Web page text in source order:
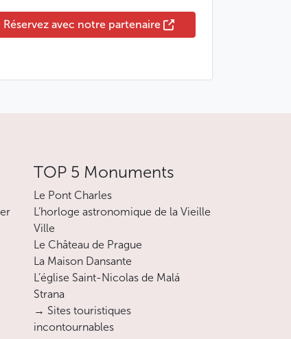
Réservez avec notre partenaire
TOP 5 Monuments
Le Pont Charles
L’horloge astronomique de la Vieille
Ville
Le Château de Prague
La Maison Dansante
L’église Saint-Nicolas de Malá
Strana
→ Sites touristiques
incontournables